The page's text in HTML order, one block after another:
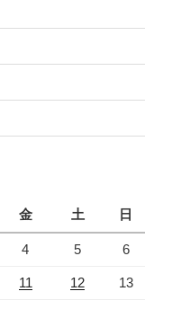
金 土 日
4 5 6
11 12 13